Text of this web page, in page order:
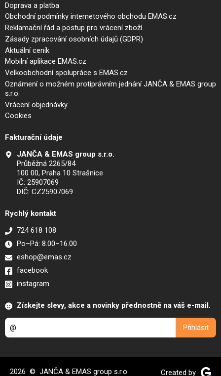
Doprava a platba
Obchodní podmínky internetového obchodu EMAS.cz
Reklamační řád a postup pro vrácení zboží
Zásady zpracování osobních údajů (GDPR)
Aktuální ceník
Mobilní aplikace EMAS.cz
Velkoobchodní spolupráce s EMAS.cz
Oznámení o možném protiprávním jednání JANČA & EMAS group
s.r.o.
Vrácení objednávky
Cookies
Fakturační údaje
JANČA & EMAS group s.r.o.
Průběžná 2265/84
100 00, Praha 10 Strašnice
IČ: 25907069
DIČ: CZ25907069
Rychlý kontakt
724 618 108
Po–Pá: 8.00–16.00
eshop@emas.cz
facebook
instagram
Získejte slevy, akce a novinky přednostně na váš e-mail.
2026 © JANČA & EMAS group s.r.o. Created by